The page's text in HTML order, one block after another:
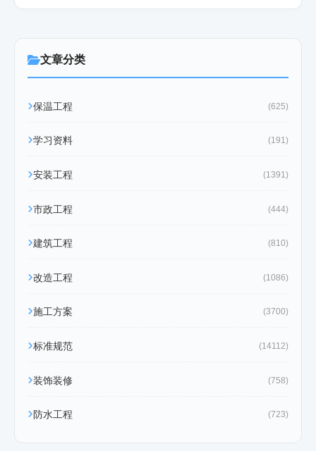
文章分类
保温工程 (625)
学习资料 (191)
安装工程 (1391)
市政工程 (444)
建筑工程 (810)
改造工程 (1086)
施工方案 (3700)
标准规范 (14112)
装饰装修 (758)
防水工程 (723)